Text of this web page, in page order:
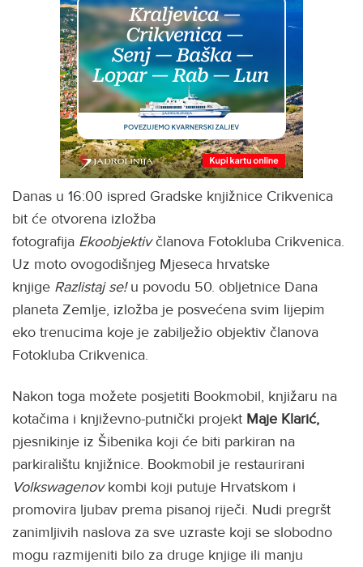
Danas u 16:00 ispred Gradske knjižnice Crikvenica
bit će otvorena izložba
fotografija Ekoobjektivčlanova Fotokluba Crikvenica.
Uz moto ovogodišnjeg Mjeseca hrvatske
knjige Razlistaj se!u povodu 50. obljetnice Dana
planeta Zemlje, izložba je posvećena svim lijepim
eko trenucima koje je zabilježio objektiv članova
Fotokluba Crikvenica.
Nakon toga možete posjetiti Bookmobil, knjižaru na
kotačima i književno-putnički projekt Maje Klarić,
pjesnikinje iz Šibenika koji će biti parkiran na
parkiralištu knjižnice. Bookmobil je restaurirani
Volkswagenovkombi koji putuje Hrvatskom i
promovira ljubav prema pisanoj riječi. Nudi pregršt
zanimljivih naslova za sve uzraste koji se slobodno
mogu razmijeniti bilo za druge knjige ili manju